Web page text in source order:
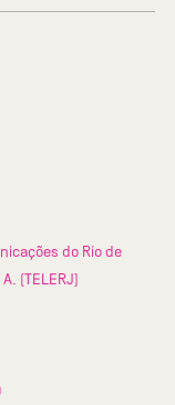
do Rio de
(TELERJ)